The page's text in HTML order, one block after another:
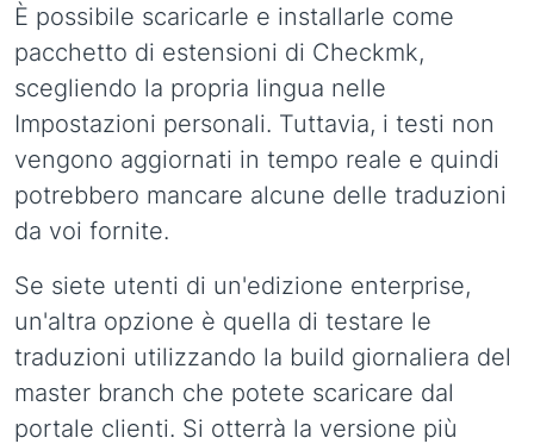
È possibile scaricarle e installarle come
pacchetto di estensioni di Checkmk,
scegliendo la propria lingua nelle
Impostazioni personali. Tuttavia, i testi non
vengono aggiornati in tempo reale e quindi
potrebbero mancare alcune delle traduzioni
da voi fornite.
Se siete utenti di un'edizione enterprise,
un'altra opzione è quella di testare le
traduzioni utilizzando la build giornaliera del
master branch che potete scaricare dal
portale clienti. Si otterrà la versione più